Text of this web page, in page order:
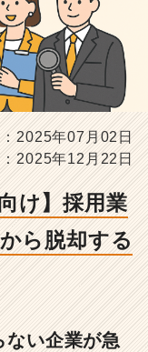
2025年07月02日
2025年12月22日
け】採用業
ら脱却する
い企業が急